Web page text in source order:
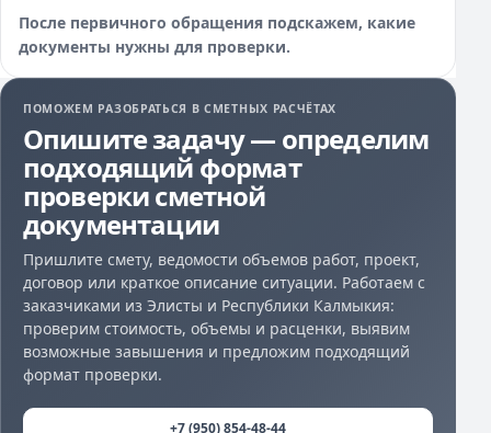
После первичного обращения подскажем, какие
документы нужны для проверки.
ПОМОЖЕМ РАЗОБРАТЬСЯ В СМЕТНЫХ РАСЧЁТАХ
Опишите задачу — определим
подходящий формат
проверки сметной
документации
Пришлите смету, ведомости объемов работ, проект,
договор или краткое описание ситуации. Работаем с
заказчиками из Элисты и Республики Калмыкия:
проверим стоимость, объемы и расценки, выявим
возможные завышения и предложим подходящий
формат проверки.
+7 (950) 854-48-44